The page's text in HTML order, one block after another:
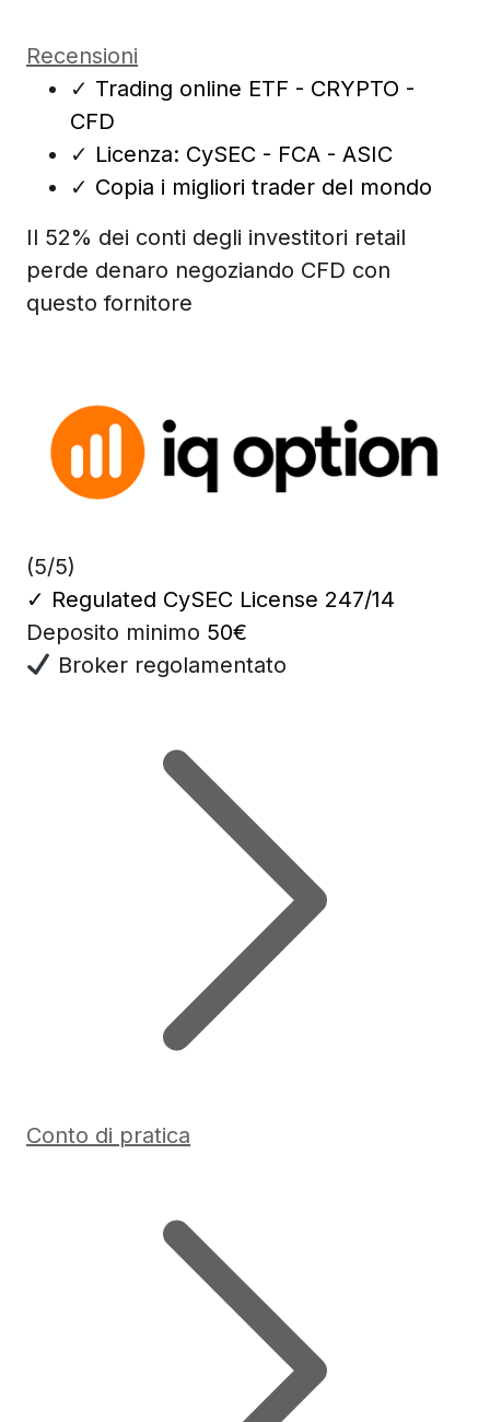
Recensioni
✓ Trading online ETF - CRYPTO -
CFD
✓ Licenza: CySEC - FCA - ASIC
✓ Copia i migliori trader del mondo
Il 52% dei conti degli investitori retail
perde denaro negoziando CFD con
questo fornitore
(5/5)
✓ Regulated CySEC License 247/14
Deposito minimo 50€
Broker regolamentato
Conto di pratica